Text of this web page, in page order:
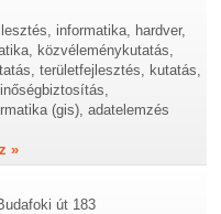
informatika, hardver,
közvéleménykutatás,
területfejlesztés, kutatás,
(gis), adatelemzés
»
út 183